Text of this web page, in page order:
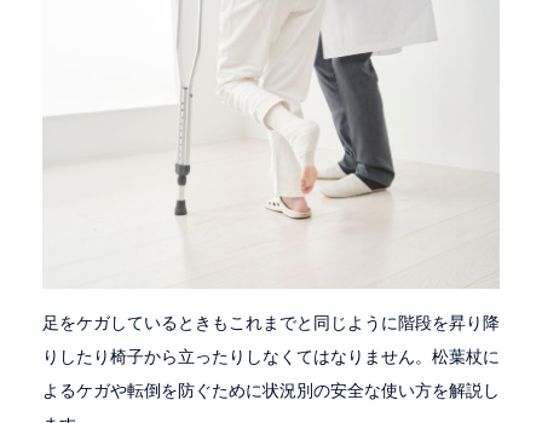
足をケガしているときもこれまでと同じように階段を昇り降
りしたり椅子から立ったりしなくてはなりません。松葉杖に
よるケガや転倒を防ぐために状況別の安全な使い方を解説し